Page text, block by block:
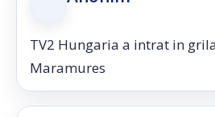
TV2 Hungaria a intrat in grila
Maramures